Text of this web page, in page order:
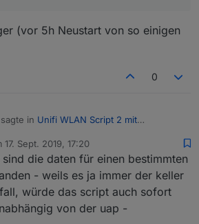
(vor 5h Neustart von so einigen
0
sagte in Unifi WLAN Script 2 mit
oder wie alle anderen
länger (vor 5h Neustart von so einigen
17. Sept. 2019, 17:20
von
die daten für einen bestimmten
- weils es ja immer der keller
würde das script auch sofort
von der uap -